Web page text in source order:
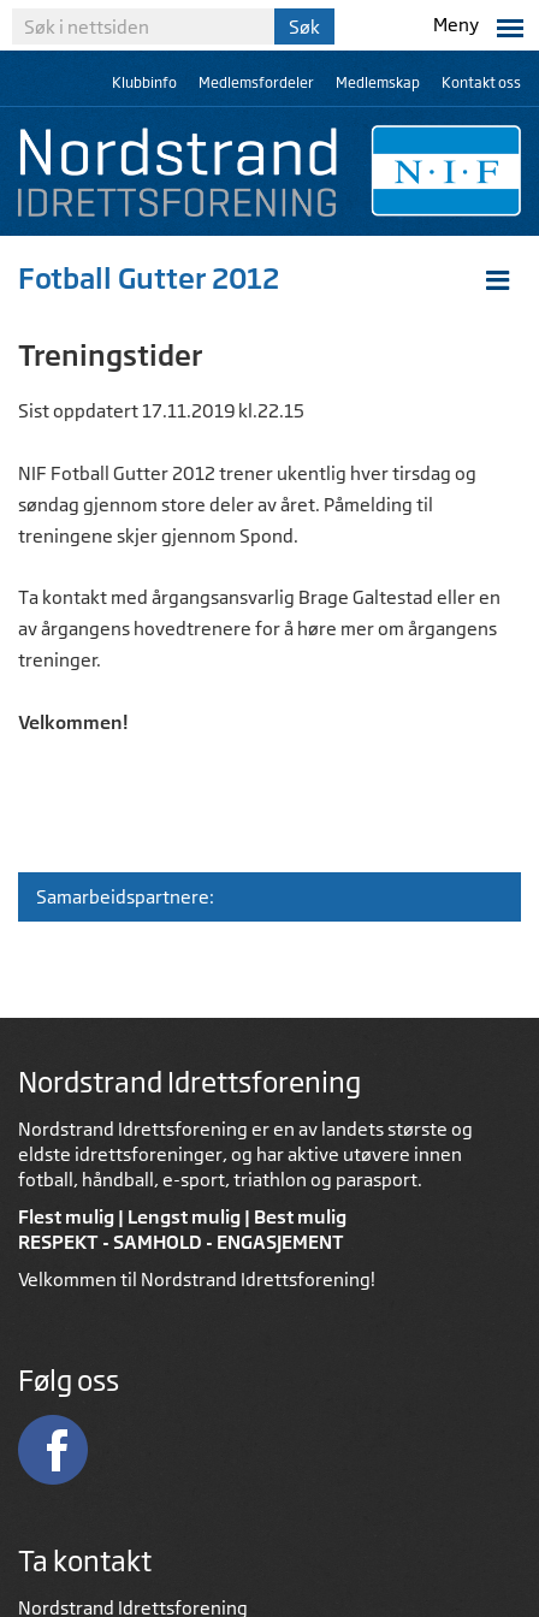
Meny
Klubbinfo Medlemsfordeler Medlemskap Kontakt oss
Fotball Gutter 2012
Treningstider
Sist oppdatert 17.11.2019 kl.22.15
NIF Fotball Gutter 2012 trener ukentlig hver tirsdag og
søndag gjennom store deler av året. Påmelding til
treningene skjer gjennom Spond.
Ta kontakt med årgangsansvarlig Brage Galtestad eller en
av årgangens hovedtrenere for å høre mer om årgangens
treninger.
Velkommen!
Samarbeidspartnere:
Nordstrand Idrettsforening
Nordstrand Idrettsforening er en av landets største og
eldste idrettsforeninger, og har aktive utøvere innen
fotball, håndball, e-sport, triathlon og parasport.
Flest mulig | Lengst mulig | Best mulig
RESPEKT - SAMHOLD - ENGASJEMENT
Velkommen til Nordstrand Idrettsforening!
Følg oss
Ta kontakt
Nordstrand Idrettsforening